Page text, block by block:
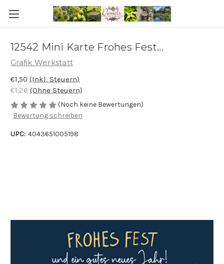
12542 Mini Karte Frohes Fest...
Grafik Werkstatt
€1,50 (Inkl. Steuern)
€1,26 (Ohne Steuern)
(Noch keine Bewertungen)
Bewertung schreiben
UPC: 4043651005198